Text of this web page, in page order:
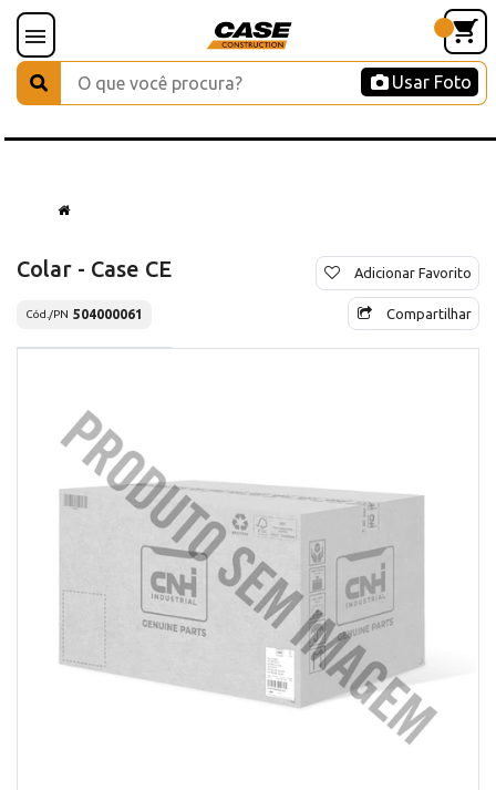
Usar Foto
Colar - Case CE
Cód./PN 504000061
Adicionar Favorito
Compartilhar